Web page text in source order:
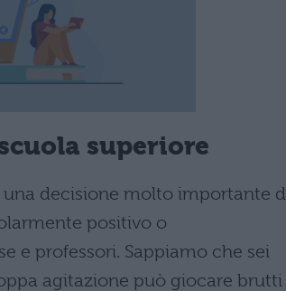
superiore
una decisione molto importante
positivo o
e professori. Sappiamo che sei
agitazione può giocare brutti